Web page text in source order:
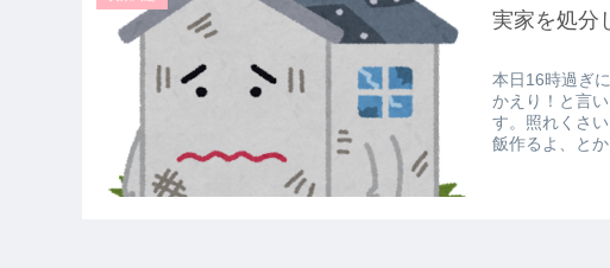
実家を処分
本日16時過ぎ
かえり！と言
す。照れくさ
飯作るよ、と